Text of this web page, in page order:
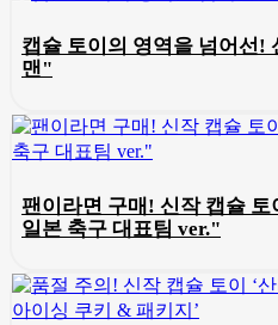
캡슐 토이의 영역을 넘어선!
맨"
팬이라면 구매! 신작 캡슐
일본 축구 대표팀 ver."